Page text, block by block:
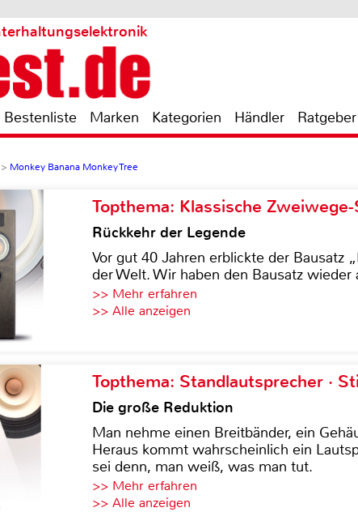
Bestenliste Marken Kategorien Händler Ratgeber
> Monkey Banana Monkey Tree
Topthema: Klassische
Rückkehr der Legende
Vor gut 40 Jahren erblickte der Bausatz
der Welt. Wir haben den Bausatz wieder
>> Mehr erfahren
>> Alle anzeigen
Topthema: Standlautsprecher ·
Die große Reduktion
Man nehme einen Breitbänder, ein
Heraus kommt wahrscheinlich ein
sei denn, man weiß, was man tut.
>> Mehr erfahren
>> Alle anzeigen